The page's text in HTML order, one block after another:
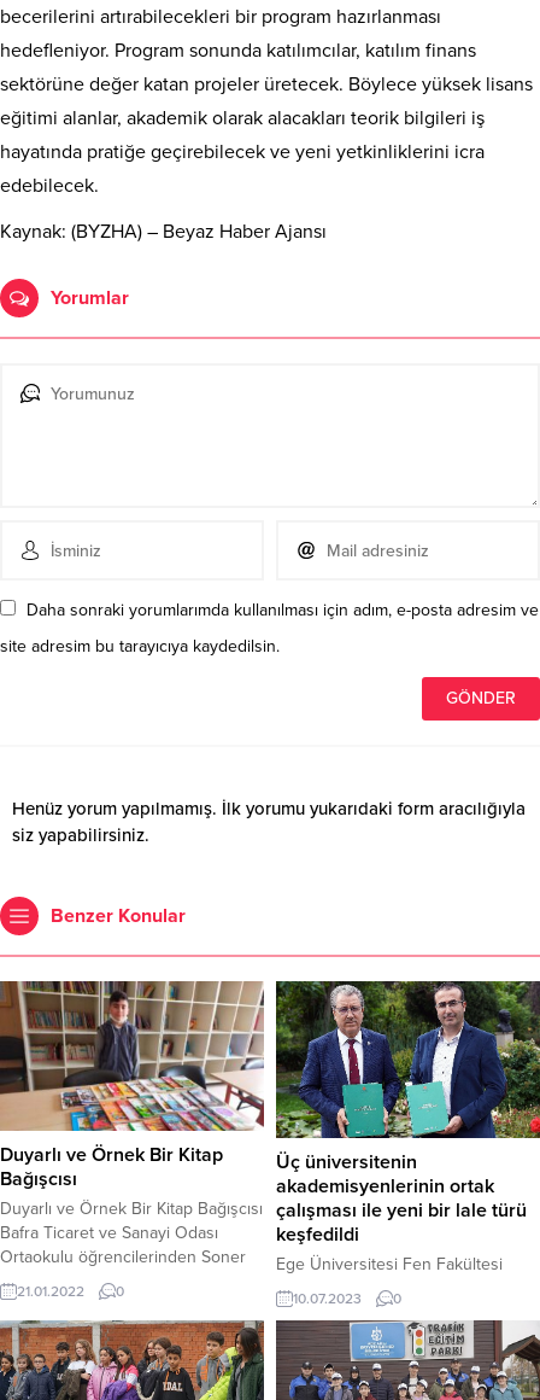
becerilerini artırabilecekleri bir program hazırlanması
hedefleniyor. Program sonunda katılımcılar, katılım finans
sektörüne değer katan projeler üretecek. Böylece yüksek lisans
eğitimi alanlar, akademik olarak alacakları teorik bilgileri iş
hayatında pratiğe geçirebilecek ve yeni yetkinliklerini icra
edebilecek.
Kaynak: (BYZHA) – Beyaz Haber Ajansı
Yorumlar
Daha sonraki yorumlarımda kullanılması için adım, e-posta adresim ve
site adresim bu tarayıcıya kaydedilsin.
Henüz yorum yapılmamış. İlk yorumu yukarıdaki form aracılığıyla
siz yapabilirsiniz.
Benzer Konular
Duyarlı ve Örnek Bir Kitap
Bağışcısı
Duyarlı ve Örnek Bir Kitap Bağışcısı
Bafra Ticaret ve Sanayi Odası
Ortaokulu öğrencilerinden Soner
Balta adlı öğrenci; kitap kurtlarına
yakışr öyle güzel ve anlamlı, örnek
bir davranış sergiledi ki; okul
yönetimi, öğretmenler ve öğrenci
arkadaşlarının takdirini kazandı.
21.01.2022 0
Üç üniversitenin
akademisyenlerinin ortak
çalışması ile yeni bir lale türü
keşfedildi
Ege Üniversitesi Fen Fakültesi
Biyoloji Bölümü Öğretim Üyesi Prof.
Dr. Hasan Yıldırım, Aksaray
Üniversitesi Biyoloji Bölümü
Öğretim Üyesi Prof. Dr. Mehtap
Tekşen ve Harran Üniversitesi Fen
10.07.2023 0